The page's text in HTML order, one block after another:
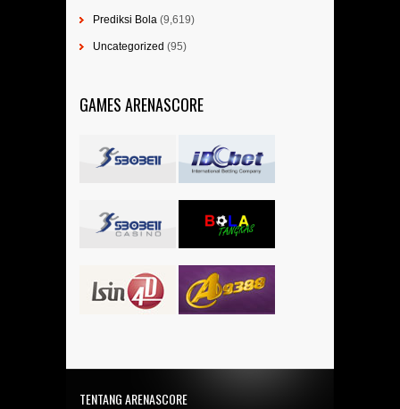
Prediksi Bola (9,619)
Uncategorized (95)
GAMES ARENASCORE
TENTANG ARENASCORE